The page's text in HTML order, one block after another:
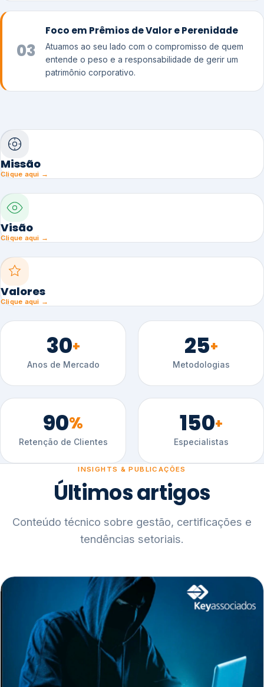
03
Foco em Prêmios de Valor e Perenidade
Atuamos ao seu lado com o compromisso de quem
entende o peso e a responsabilidade de gerir um
patrimônio corporativo.
Missão
Clique aqui →
Visão
Clique aqui →
Valores
Clique aqui →
30+
Anos de Mercado
25+
Metodologias
90%
Retenção de Clientes
150+
Especialistas
INSIGHTS & PUBLICAÇÕES
Últimos artigos
Conteúdo técnico sobre gestão, certificações e
tendências setoriais.